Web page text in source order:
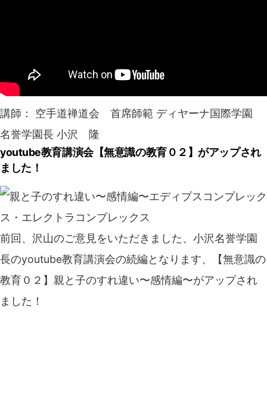
講師： 空手道禅道会 首席師範 ディヤーナ国際学園
名誉学園長 小沢 隆
youtube教育講演会【無意識の教育０２】がアップされ
ました！
前回、沢山のご意見をいただきました、小沢名誉学園
長のyoutube教育講演会の続編となります、【無意識の
教育０２】親と子のすれ違い〜感情編〜がアップされ
ました！